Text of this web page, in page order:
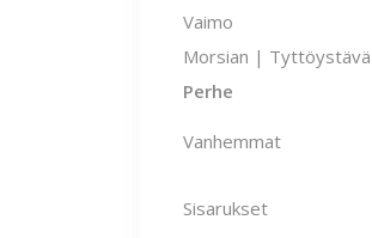
Vaimo
Morsian | Tyttöystävä
Perhe
Vanhemmat
Sisarukset